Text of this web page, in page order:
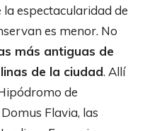
la espectacularidad de
es menor. No
más antiguas de
de la ciudad. Allí
de
Flavia, las